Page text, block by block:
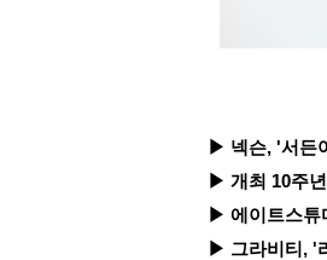
▶ 넥슨, '서든
▶ 개최 10주
▶ 에이트스튜
▶ 그라비티, '